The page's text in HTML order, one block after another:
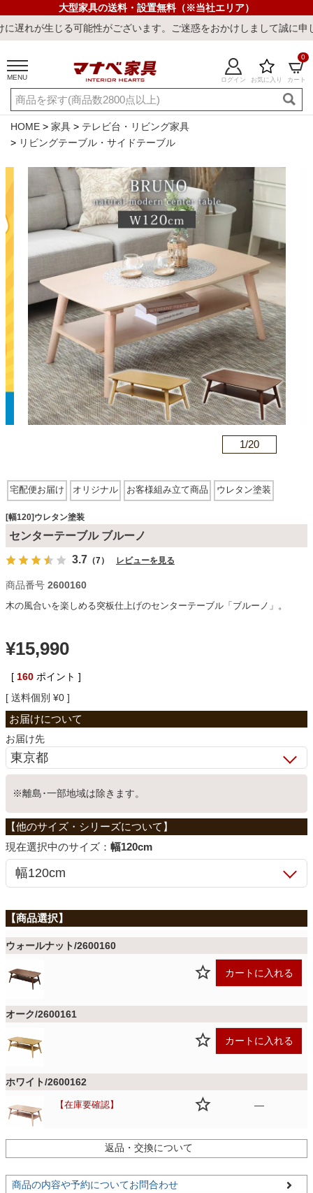
大型家具の送料・設置無料（※当社エリア）
性がございます。ご迷惑をおかけしまして誠に申し訳ございませ
MENU ログイン お気に入り カート
0
ご利用ガイド 新規会員登録
店舗一覧 閲覧履歴
よくある質問
キーワード・商品番号で探す
最短発送 ワークデスク ウィルトンラ
カテゴリから探す
ソファ
ダイニングテーブル・セット
椅子・チェア
食器棚・キッチン収納
ベッド
収納家具
学習机
ホームオフィス
こたつ
ファブリック
マット
収納用品
生活用品
HOME 家具
テレビ台・リビング家具
リビングテーブル・サイドテーブル
1/20
宅配便お届け オリジナル お客様組み立て商品 ウレタン塗装
[幅120]ウレタン塗装
センターテーブル ブルーノ
3.7 （7） レビューを見る
商品番号 2600160
木の風合いを楽しめる突板仕上げのセンターテーブル「ブルーノ」。
¥15,990
[ 160 ポイント ]
送料個別 ¥0
お届け先
※離島･一部地域は除きます。
サイズ： 幅120cm
ウォールナット/2600160
カートに入れる
オーク/2600161
カートに入れる
ホワイト/2600162
在庫要確認 —
返品・交換について
商品の内容や予約についてお問合わせ